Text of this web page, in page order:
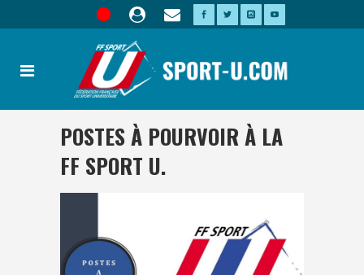
POSTES À POURVOIR À LA
FF SPORT U.